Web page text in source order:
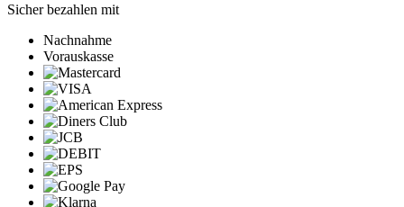
Sicher bezahlen mit
Nachnahme
Vorauskasse